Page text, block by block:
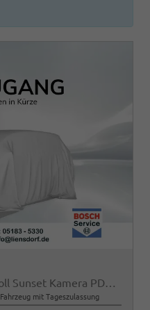
Selection 1.0 TSI DSG 17 Zoll Sunset Kamera PDC v+h
Fahrzeug mit Tageszulassung